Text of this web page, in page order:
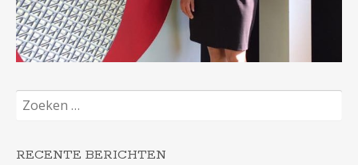
naar:
RECENTE BERICHTEN